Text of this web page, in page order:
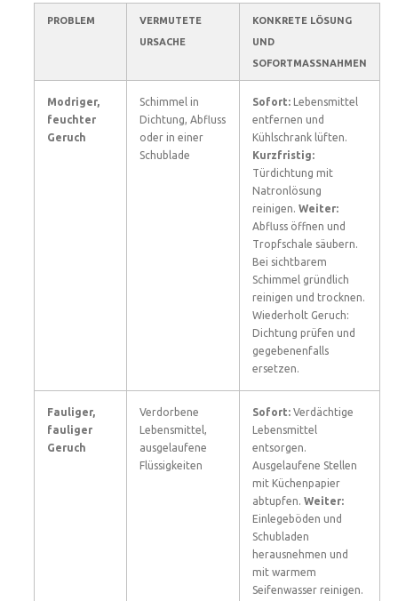
PROBLEM
VERMUTETE
URSACHE
KONKRETE LÖSUNG
UND
SOFORTMASSNAHMEN
Modriger,
feuchter
Geruch
Schimmel in
Dichtung, Abfluss
oder in einer
Schublade
Sofort: Lebensmittel
entfernen und
Kühlschrank lüften.
Kurzfristig:
Türdichtung mit
Natronlösung
reinigen. Weiter:
Abfluss öffnen und
Tropfschale säubern.
Bei sichtbarem
Schimmel gründlich
reinigen und trocknen.
Wiederholt Geruch:
Dichtung prüfen und
gegebenenfalls
ersetzen.
Fauliger,
fauliger
Geruch
Verdorbene
Lebensmittel,
ausgelaufene
Flüssigkeiten
Sofort: Verdächtige
Lebensmittel
entsorgen.
Ausgelaufene Stellen
mit Küchenpapier
abtupfen. Weiter:
Einlegeböden und
Schubladen
herausnehmen und
mit warmem
Seifenwasser reinigen.